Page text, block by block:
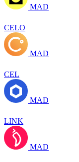
MAD
CELO
MAD
CEL
MAD
LINK
MAD